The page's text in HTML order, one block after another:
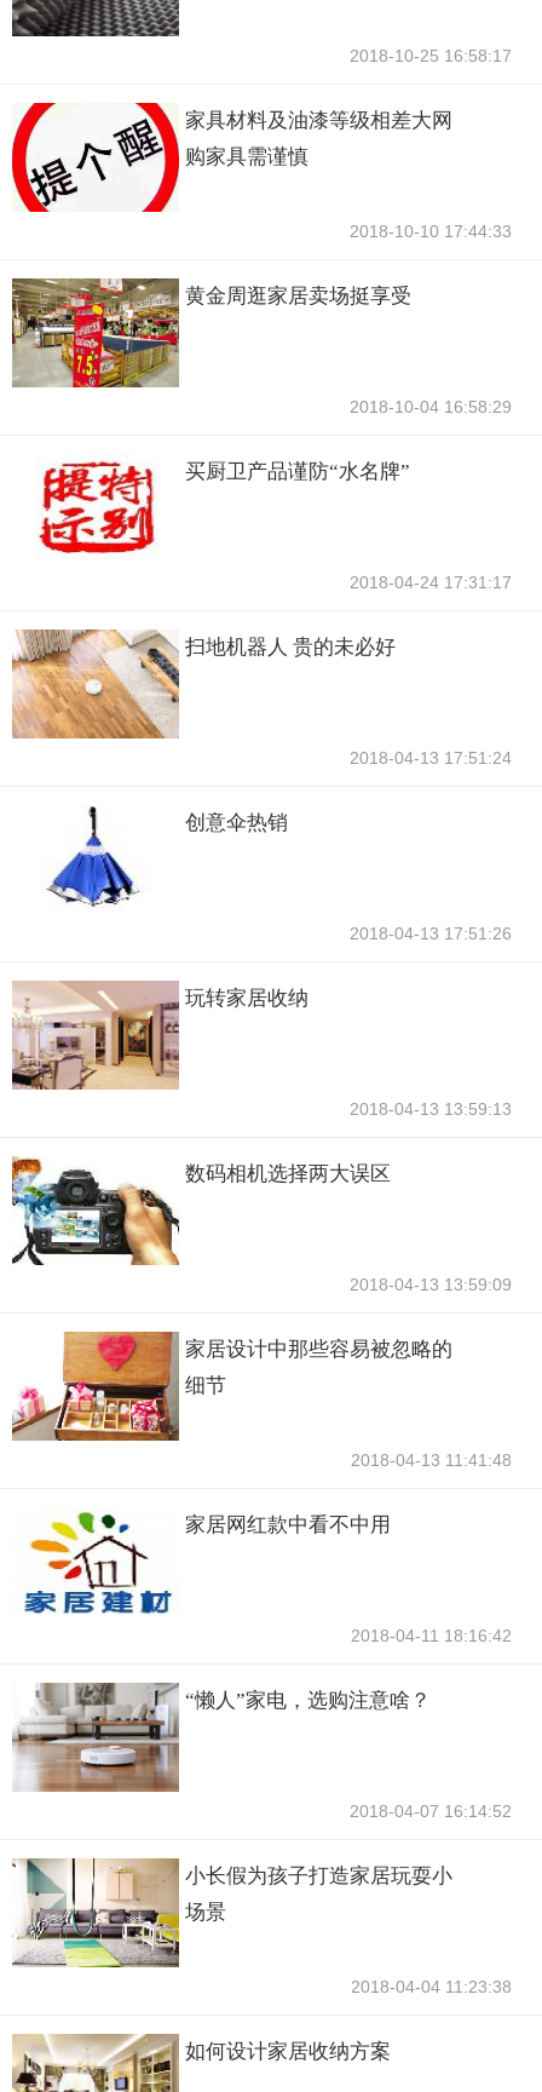
2018-10-25 16:58:17
家具材料及油漆等级相差大网
购家具需谨慎
2018-10-10 17:44:33
黄金周逛家居卖场挺享受
2018-10-04 16:58:29
买厨卫产品谨防“水名牌”
2018-04-24 17:31:17
扫地机器人 贵的未必好
2018-04-13 17:51:24
创意伞热销
2018-04-13 17:51:26
玩转家居收纳
2018-04-13 13:59:13
数码相机选择两大误区
2018-04-13 13:59:09
家居设计中那些容易被忽略的
细节
2018-04-13 11:41:48
家居网红款中看不中用
2018-04-11 18:16:42
“懒人”家电，选购注意啥？
2018-04-07 16:14:52
小长假为孩子打造家居玩耍小
场景
2018-04-04 11:23:38
如何设计家居收纳方案